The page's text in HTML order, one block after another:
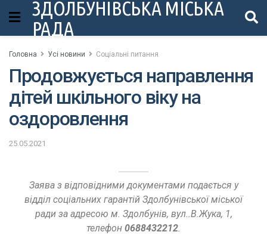
ЗДОЛБУНІВСЬКА МІСЬКА
РАДА
Головна Усі новини Соціальні питання
Продовжується направлення
дітей шкільного віку на
оздоровлення
25.05.2021
Заява з відповідними документами подається у
відділ соціальних гарантій Здолбунівської міської
ради за адресою м. Здолбунів, вул..В.Жука, 1,
телефон 0688432212.